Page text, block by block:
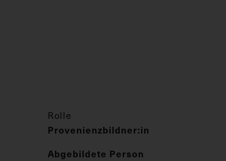
Rolle
Provenienzbildner:in
Abgebildete Person